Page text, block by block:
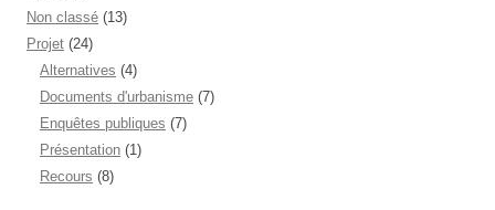
Non classé (13)
Projet (24)
Alternatives (4)
Documents d'urbanisme (7)
Enquêtes publiques (7)
Présentation (1)
Recours (8)